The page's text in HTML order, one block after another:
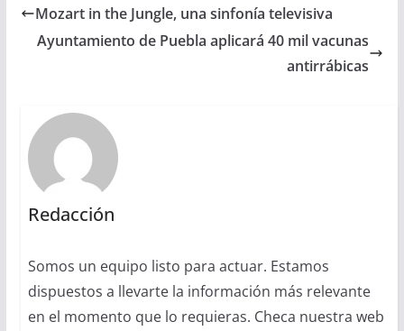
Mozart in the Jungle, una sinfonía televisiva
Ayuntamiento de Puebla aplicará 40 mil vacunas
antirrábicas
Redacción
Somos un equipo listo para actuar. Estamos
dispuestos a llevarte la información más relevante
en el momento que lo requieras. Checa nuestra web